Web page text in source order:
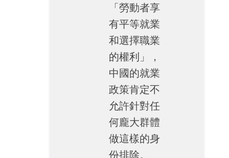
「勞動者享
有平等就業
和選擇職業
的權利」，
中國的就業
政策肯定不
允許針對任
何龐大群體
做這樣的身
份排除。